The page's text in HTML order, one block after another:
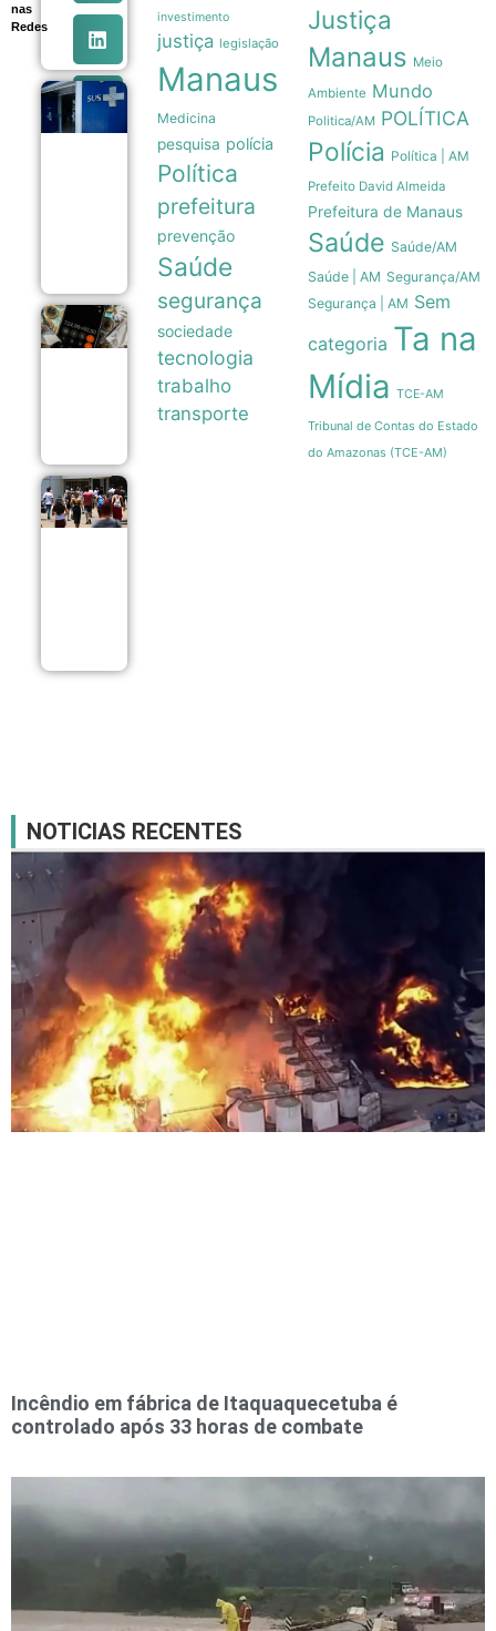
nas
Redes
candidatos
06/08
mostra que
derrubou
em 85% as
por fibrose
SUS
06/08
Endividamento
das famílias
brasileiras
atinge recorde
de 82% em
julho
investimento
justiça legislação
Manaus
Medicina
pesquisa polícia
Política
prefeitura
prevenção
Saúde
segurança
sociedade
tecnologia
trabalho
transporte
Justiça
Manaus Meio
Ambiente Mundo
Politica/AM POLÍTICA
Polícia Política | AM
Prefeito David Almeida
Prefeitura de Manaus
Saúde Saúde/AM
Saúde | AM Segurança/AM
Segurança | AM Sem
categoria Ta na
Mídia TCE-AM
Tribunal de Contas do Estado
do Amazonas (TCE-AM)
NOTICIAS RECENTES
Incêndio em fábrica de Itaquaquecetuba é
controlado após 33 horas de combate